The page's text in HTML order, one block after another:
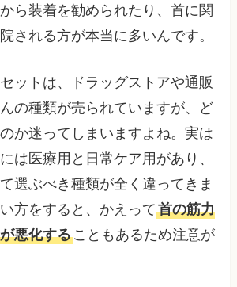
ら装着を勧められたり、首に関
される方が本当に多いんです。
ットは、ドラッグストアや通販
の種類が売られていますが、ど
か迷ってしまいますよね。実は
は医療用と日常ケア用があり、
選ぶべき種類が全く違ってきま
方をすると、かえって首の筋力
悪化することもあるため注意が